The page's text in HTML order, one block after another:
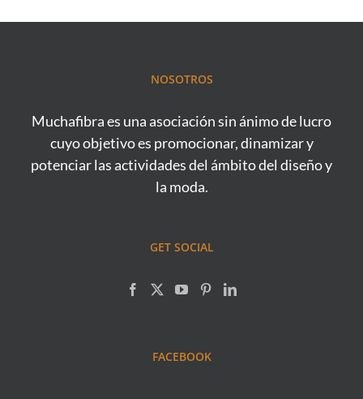
NOSOTROS
Muchafibra es una asociación sin ánimo de lucro
cuyo objetivo es promocionar, dinamizar y
potenciar las actividades del ámbito del diseño y
la moda.
GET SOCIAL
FACEBOOK